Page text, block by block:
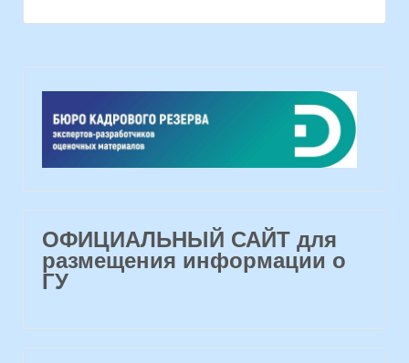
ОФИЦИАЛЬНЫЙ САЙТ для
размещения информации о
ГУ